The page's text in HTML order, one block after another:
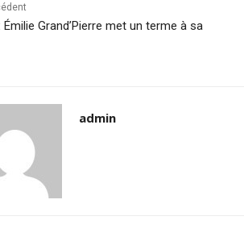
Émilie Grand’Pierre met un terme à sa
admin